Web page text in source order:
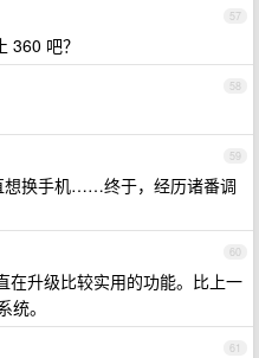
57
360 吧？
58
59
想换手机……终于，经历诸番调
60
在升级比较实用的功能。比上一
。
61